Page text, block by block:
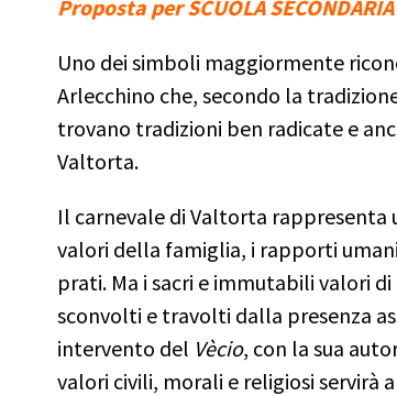
Proposta per SCUOLA
Uno dei simboli maggiormente
Arlecchino che, secondo la
trovano tradizioni ben radicate e
Valtorta.
Il carnevale di Valtorta rappresenta
valori della famiglia, i rapporti
prati. Ma i sacri e immutabili valori
sconvolti e travolti dalla presenza
intervento del Vècio, con la sua
valori civili, morali e religiosi servirà